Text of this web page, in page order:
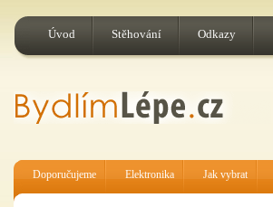
Úvod Stěhování Odkazy
Doporučujeme Elektronika Jak vybrat